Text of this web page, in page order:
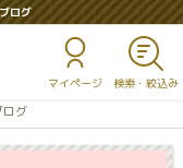
ログ
マイページ
ログ